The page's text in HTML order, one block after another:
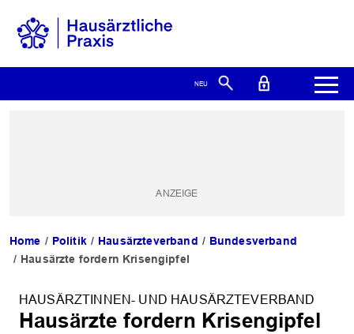
Home Politik Hausärzteverband
Bundesverband
Hausärzte fordern Krisengipfel
HAUSÄRZTINNEN- UND HAUSÄRZTEVERBAND
Hausärzte fordern Krisengipfel